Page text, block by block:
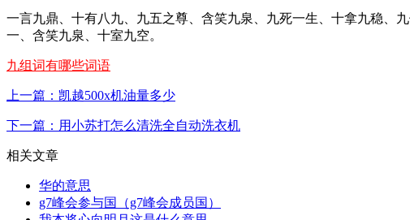
一言九鼎、十有八九、九五之尊、含笑九泉、九死一生、十拿九稳、
一、含笑九泉、十室九空。
九组词有哪些词语
上一篇：凯越500x机油量多少
下一篇：用小苏打怎么清洗全自动洗衣机
相关文章
华的意思
g7峰会参与国（g7峰会成员国）